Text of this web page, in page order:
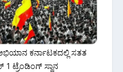
ಕರ್ನಾಟಕದಲ್ಲಿ ಸತತ
ಟ್ರೆಂಡಿಂಗ್ ಸ್ಥಾನ